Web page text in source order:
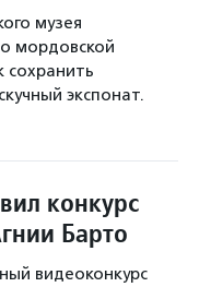
музея
мордовской
сохранить
экспонат.
конкурс
Барто
видеоконкурс